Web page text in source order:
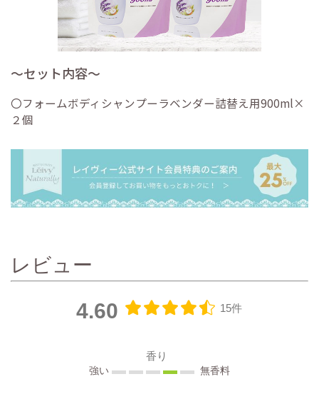
〜セット内容〜
〇フォームボディシャンプーラベンダー詰替え用900ml×
２個
レビュー
4.60 15件
香り
強い 無香料